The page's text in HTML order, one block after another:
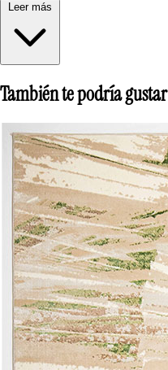
Leer más
También te podría gustar